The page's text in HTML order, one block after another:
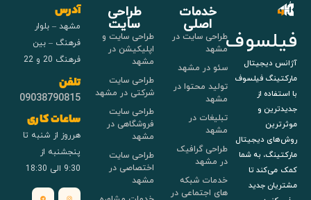
فیلسوف
آژانس دیجیتال
مارکتینگ فیلسوف
با استفاده از
جدیدترین و
موثرترین
روش‌های دیجیتال
مارکتینگ، به شما
کمک می‌کند تا
مشتریان جدید
خدمات
اصلی
طراحی سایت در
مشهد
سئو در مشهد
تولید محتوا در
مشهد
تبلیغات در
مشهد
طراحی گرافیک
در مشهد
خدمات شبکه
های اجتماعی در
طراحی
سایت
طراحی سایت و
اپلیکیشن در
مشهد
طراحی سایت
شرکتی در مشهد
طراحی سایت
فروشگاهی در
مشهد
طراحی سایت
اختصاصی در
مشهد
آدرس
مشهد – بلوار
فرهنگ – بین
فرهنگ 20 و 22
تلفن
09038790815
ساعات کاری
هرروز از شنبه تا
پنجشنبه از
9:30 الی 18:30